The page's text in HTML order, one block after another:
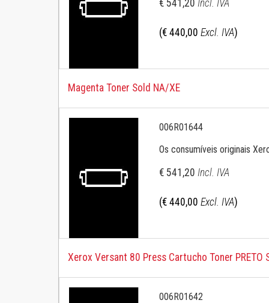
Samsung Mono € 541,20 Incl. IVA
(€ 440,00 Excl. IVA)
Magenta Toner Sold NA/XE
006R01644
Os consumíveis originais
€ 541,20 Incl. IVA
(€ 440,00 Excl. IVA)
Xerox Versant 80 Press Cartucho Toner PRETO
006R01642